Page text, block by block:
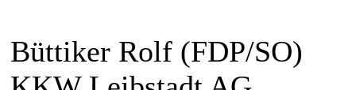
Büttiker Rolf (FDP/SO)